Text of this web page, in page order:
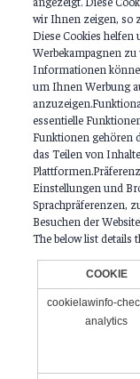
wir Ihnen zeigen, so
Diese Cookies helfen
Werbekampagnen zu
Informationen
um Ihnen Werbung
essentielle
Funktionen gehören
das Teilen von
Einstellungen und
Sprachpräferenzen,
Besuchen der
The below list details
COOKIE
cookielawinfo-
analytics